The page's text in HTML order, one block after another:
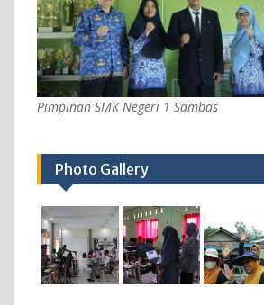
Pimpinan SMK Negeri 1 Sambas
Photo Gallery